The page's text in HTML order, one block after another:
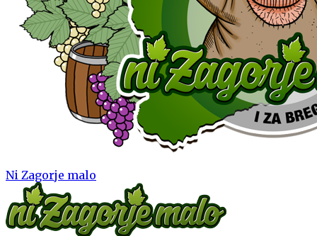
Ni Zagorje malo